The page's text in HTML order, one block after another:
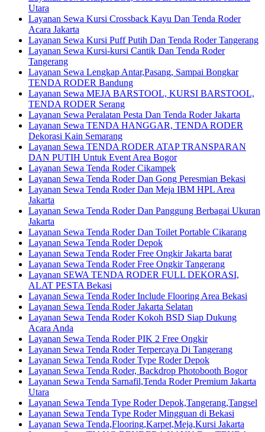
Utara
Layanan Sewa Kursi Crossback Kayu Dan Tenda Roder
Acara Jakarta
Layanan Sewa Kursi Puff Putih Dan Tenda Roder Tangerang
Layanan Sewa Kursi-kursi Cantik Dan Tenda Roder
Tangerang
Layanan Sewa Lengkap Antar,Pasang, Sampai Bongkar
TENDA RODER Bandung
Layanan Sewa MEJA BARSTOOL, KURSI BARSTOOL,
TENDA RODER Serang
Layanan Sewa Peralatan Pesta Dan Tenda Roder Jakarta
Layanan Sewa TENDA HANGGAR, TENDA RODER
Dekorasi Kain Semarang
Layanan Sewa TENDA RODER ATAP TRANSPARAN
DAN PUTIH Untuk Event Area Bogor
Layanan Sewa Tenda Roder Cikampek
Layanan Sewa Tenda Roder Dan Gong Peresmian Bekasi
Layanan Sewa Tenda Roder Dan Meja IBM HPL Area
Jakarta
Layanan Sewa Tenda Roder Dan Panggung Berbagai Ukuran
Jakarta
Layanan Sewa Tenda Roder Dan Toilet Portable Cikarang
Layanan Sewa Tenda Roder Depok
Layanan Sewa Tenda Roder Free Ongkir Jakarta barat
Layanan Sewa Tenda Roder Free Ongkir Tangerang
Layanan SEWA TENDA RODER FULL DEKORASI,
ALAT PESTA Bekasi
Layanan Sewa Tenda Roder Include Flooring Area Bekasi
Layanan Sewa Tenda Roder Jakarta Selatan
Layanan Sewa Tenda Roder Kokoh BSD Siap Dukung
Acara Anda
Layanan Sewa Tenda Roder PIK 2 Free Ongkir
Layanan Sewa Tenda Roder Terpercaya Di Tangerang
Layanan Sewa Tenda Roder Type Roder Depok
Layanan Sewa Tenda Roder, Backdrop Photobooth Bogor
Layanan Sewa Tenda Sarnafil,Tenda Roder Premium Jakarta
Utara
Layanan Sewa Tenda Type Roder Depok,Tangerang,Tangsel
Layanan Sewa Tenda Type Roder Mingguan di Bekasi
Layanan Sewa Tenda,Flooring,Karpet,Meja,Kursi Jakarta